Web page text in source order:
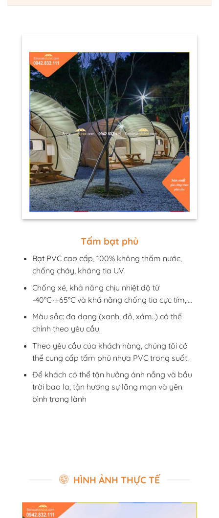
Tấm bạt phủ
Bạt PVCcao cấp, 100% không thấm nước,
chống cháy, kháng tia UV.
Chống xé, khả năng chịu nhiệt độ từ
-40°C~+65°C và khả năng chống tia cực tím,….
Màu sắc: đa dạng (xanh, đỏ, xám..) có thể
chỉnh theo yêu cầu.
Theo yêu cầu của khách hàng, chúng tôi có
thể cung cấp tấm phủ nhựa PVC trong suốt.
Để khách có thể tận hưởng ánh nắng và bầu
trời bao la, tận hưởng sự lãng mạn và yên
bình trong lành
HÌNH ẢNH THỰC TẾ